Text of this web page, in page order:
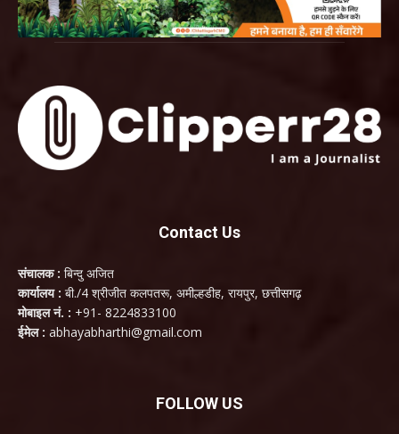
Contact Us
संचालक : बिन्दु अजित
कार्यालय : बी./4 श्रीजीत कलपतरू, अमील्हडीह, रायपुर, छत्तीसगढ़
मोबाइल नं. : +91- 8224833100
ईमेल : abhayabharthi@gmail.com
FOLLOW US